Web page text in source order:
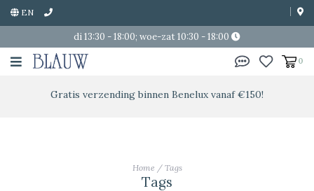
EN
di 13:30 - 18:00; woe-zat 10:30 - 18:00
0
Gratis verzending binnen Benelux vanaf €150!
Home / Tags
Tags